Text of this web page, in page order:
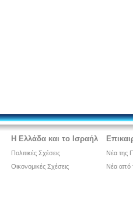
Η Ελλάδα και το Ισραήλ
Πολιτικές Σχέσεις
Οικονομικές Σχέσεις
Νέα της
Νέα από